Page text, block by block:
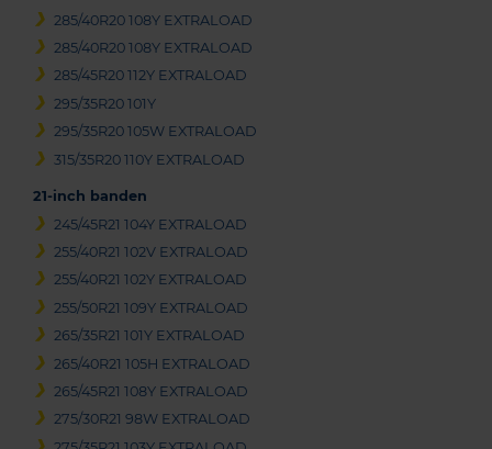
285/40R20 108Y EXTRALOAD
285/40R20 108Y EXTRALOAD
285/45R20 112Y EXTRALOAD
295/35R20 101Y
295/35R20 105W EXTRALOAD
315/35R20 110Y EXTRALOAD
21-inch banden
245/45R21 104Y EXTRALOAD
255/40R21 102V EXTRALOAD
255/40R21 102Y EXTRALOAD
255/50R21 109Y EXTRALOAD
265/35R21 101Y EXTRALOAD
265/40R21 105H EXTRALOAD
265/45R21 108Y EXTRALOAD
275/30R21 98W EXTRALOAD